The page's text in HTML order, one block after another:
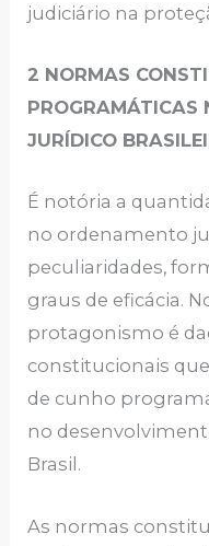
judiciário na
2 NORMAS
PROGRAMÁTICAS
JURÍDICO
É notória a
no ordenamento
peculiaridades,
graus de eficácia.
protagonismo é
constitucionais
de cunho
no
Brasil.
As normas